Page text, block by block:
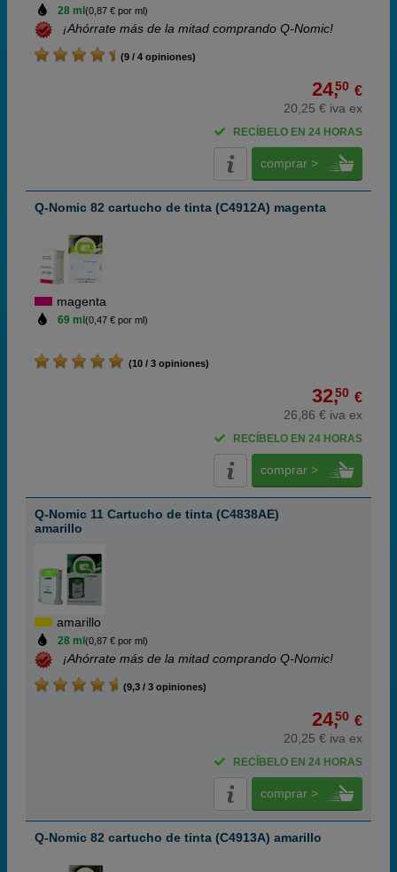
28 ml (0,87 € por ml)
¡Ahórrate más de la mitad comprando Q-Nomic!
(9 / 4 opiniones)
24,50 €
20,25 € iva ex
RECÍBELO EN 24 HORAS
comprar >
Q-Nomic 82 cartucho de tinta (C4912A) magenta
magenta
69 ml (0,47 € por ml)
(10 / 3 opiniones)
32,50 €
26,86 € iva ex
RECÍBELO EN 24 HORAS
comprar >
Q-Nomic 11 Cartucho de tinta (C4838AE)
amarillo
amarillo
28 ml (0,87 € por ml)
¡Ahórrate más de la mitad comprando Q-Nomic!
(9,3 / 3 opiniones)
24,50 €
20,25 € iva ex
RECÍBELO EN 24 HORAS
comprar >
Q-Nomic 82 cartucho de tinta (C4913A) amarillo